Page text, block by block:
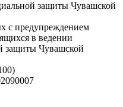
защиты Чувашской
с предупреждением
в ведении
защиты Чувашской